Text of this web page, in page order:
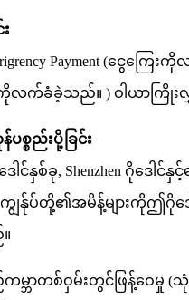
Payment (ငွေကြ
ကိုလက်ခံခဲ့သည်။ ) ဝါယာကြိုးလွှဲပ
ပစ္စည်းပို့ခြင်း
ါင်နှစ်ခု, Shenzhen ဂိုဒေါင်
ျွန်ုပ်တို့၏အမိန့်များကိုဤဂိုဒ
ဘာတစ်ဝှမ်းတွင်ဖြန့်ဝေမှု (